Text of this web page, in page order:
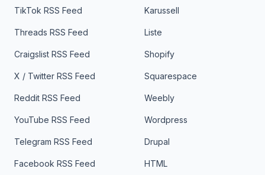
TikTok RSS Feed
Threads RSS Feed
Craigslist RSS Feed
X / Twitter RSS Feed
Reddit RSS Feed
YouTube RSS Feed
Telegram RSS Feed
Facebook RSS Feed
Karussell
Liste
Shopify
Squarespace
Weebly
Wordpress
Drupal
HTML